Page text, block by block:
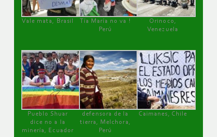
Vale mata, Brasil
Tía María no va !
Perú
Orinoco,
Venezuela
Pueblo Shuar
dice no a la
minería, Ecuador
defensora de la
tierra, Melchora,
Perú
Caimanes, Chile